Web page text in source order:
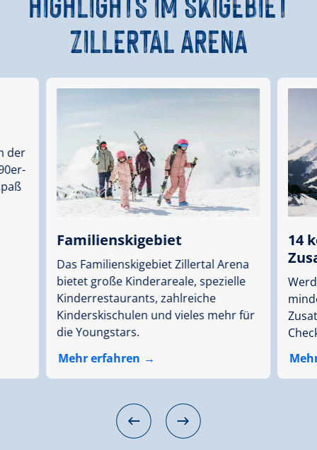
ZILLERTAL ARENA
der
Familienskigebiet
Das Familienskigebiet Zillertal Arena
bietet große Kinderareale, spezielle
Kinderrestaurants, zahlreiche
Kinderskischulen und vieles mehr für
die Youngstars.
Mehr erfahren
14